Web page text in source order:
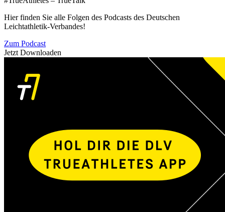
Hier finden Sie alle Folgen des Podcasts des Deutschen
Leichtathletik-Verbandes!
Zum Podcast
Jetzt Downloaden